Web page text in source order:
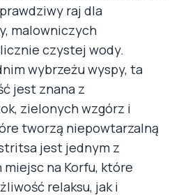
raj dla
malowniczych
czystej wody.
wybrzeżu wyspy, ta
jest znana z
zielonych wzgórz i
tworzą niepowtarzalną
jest jednym z
na Korfu, które
relaksu, jak i